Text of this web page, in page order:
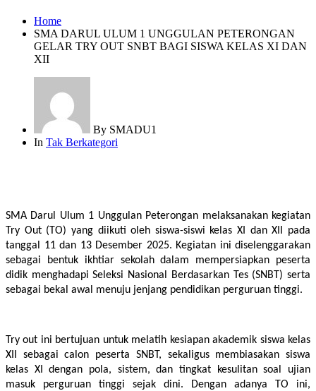
Home
SMA DARUL ULUM 1 UNGGULAN PETERONGAN
GELAR TRY OUT SNBT BAGI SISWA KELAS XI DAN
XII
By SMADU1
In Tak Berkategori
SMA Darul Ulum 1 Unggulan Peterongan melaksanakan kegiatan
Try Out (TO) yang diikuti oleh siswa-siswi kelas XI dan XII pada
tanggal 11 dan 13 Desember 2025. Kegiatan ini diselenggarakan
sebagai bentuk ikhtiar sekolah dalam mempersiapkan peserta
didik menghadapi Seleksi Nasional Berdasarkan Tes (SNBT) serta
sebagai bekal awal menuju jenjang pendidikan perguruan tinggi.
Try out ini bertujuan untuk melatih kesiapan akademik siswa kelas
XII sebagai calon peserta SNBT, sekaligus membiasakan siswa
kelas XI dengan pola, sistem, dan tingkat kesulitan soal ujian
masuk perguruan tinggi sejak dini. Dengan adanya TO ini,